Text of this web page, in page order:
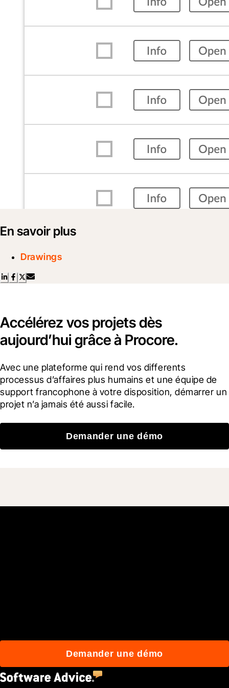
En savoir plus
Drawings
Accélérez vos projets dès
aujourd’hui grâce à Procore.
Avec une plateforme qui rend vos differents
processus d’affaires plus humains et une équipe de
support francophone à votre disposition, démarrer un
projet n’a jamais été aussi facile.
Demander une démo
Demander une démo